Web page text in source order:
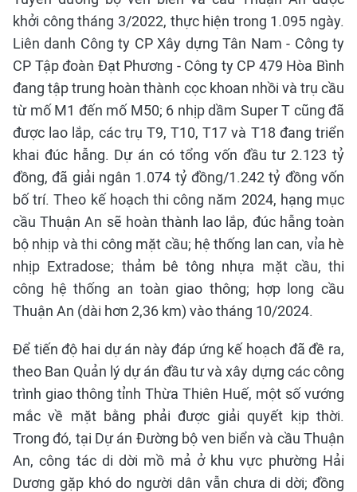
khởi công tháng 3/2022, thực hiện trong 1.095 ngày.
Liên danh Công ty CP Xây dựng Tân Nam - Công ty
CP Tập đoàn Đạt Phương - Công ty CP 479 Hòa Bình
đang tập trung hoàn thành cọc khoan nhồi và trụ cầu
từ mố M1 đến mố M50; 6 nhịp dầm Super T cũng đã
được lao lắp, các trụ T9, T10, T17 và T18 đang triển
khai đúc hẫng. Dự án có tổng vốn đầu tư 2.123 tỷ
đồng, đã giải ngân 1.074 tỷ đồng/1.242 tỷ đồng vốn
bố trí. Theo kế hoạch thi công năm 2024, hạng mục
cầu Thuận An sẽ hoàn thành lao lắp, đúc hẫng toàn
bộ nhịp và thi công mặt cầu; hệ thống lan can, vỉa hè
nhịp Extradose; thảm bê tông nhựa mặt cầu, thi
công hệ thống an toàn giao thông; hợp long cầu
Thuận An (dài hơn 2,36 km) vào tháng 10/2024.
Để tiến độ hai dự án này đáp ứng kế hoạch đã đề ra,
theo Ban Quản lý dự án đầu tư và xây dựng các công
trình giao thông tỉnh Thừa Thiên Huế, một số vướng
mắc về mặt bằng phải được giải quyết kịp thời.
Trong đó, tại Dự án Đường bộ ven biển và cầu Thuận
An, công tác di dời mồ mả ở khu vực phường Hải
Dương gặp khó do người dân vẫn chưa di dời; đồng